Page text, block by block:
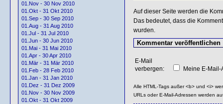
01.Nov - 30 Nov 2010
01.Okt - 31 Okt 2010
01.Sep - 30 Sep 2010
01.Aug - 31 Aug 2010
01.Jul - 31 Jul 2010
01.Jun - 30 Jun 2010
01.Mai - 31 Mai 2010
01.Apr - 30 Apr 2010
01.Mär - 31 Mär 2010
01.Feb - 28 Feb 2010
01.Jan - 31 Jan 2010
01.Dez - 31 Dez 2009
01.Nov - 30 Nov 2009
01.Okt - 31 Okt 2009
Auf dieser Seite werden die
Das bedeutet, dass die
wurden.
E-Mail
verbergen:
Meine E-
Alle HTML-Tags außer <b> und <i>
URLs oder E-Mail-Adressen werden